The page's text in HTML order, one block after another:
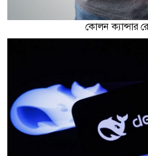
কোলন ক্যান্সার